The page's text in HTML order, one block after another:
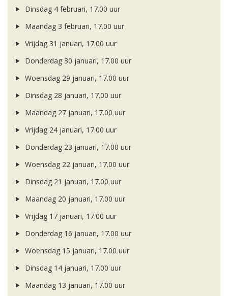
Dinsdag 4 februari, 17.00 uur
Maandag 3 februari, 17.00 uur
Vrijdag 31 januari, 17.00 uur
Donderdag 30 januari, 17.00 uur
Woensdag 29 januari, 17.00 uur
Dinsdag 28 januari, 17.00 uur
Maandag 27 januari, 17.00 uur
Vrijdag 24 januari, 17.00 uur
Donderdag 23 januari, 17.00 uur
Woensdag 22 januari, 17.00 uur
Dinsdag 21 januari, 17.00 uur
Maandag 20 januari, 17.00 uur
Vrijdag 17 januari, 17.00 uur
Donderdag 16 januari, 17.00 uur
Woensdag 15 januari, 17.00 uur
Dinsdag 14 januari, 17.00 uur
Maandag 13 januari, 17.00 uur